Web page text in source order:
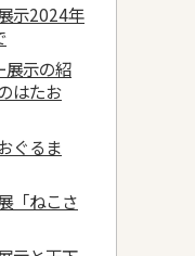
示2024年
展示の紹
はたお
ぐるま
「ねこさ